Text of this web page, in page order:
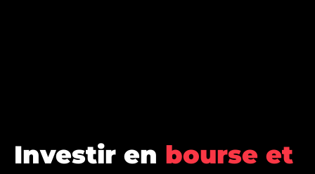
Investir en bourse et